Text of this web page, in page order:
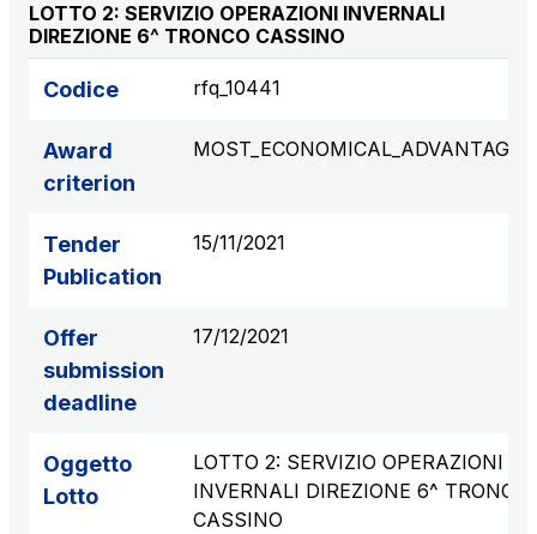
LOTTO 2: SERVIZIO OPERAZIONI INVERNALI
DIREZIONE 6^ TRONCO CASSINO
Codice rfq_10441
Award
criterion
Tender
Publication
15/11/2021
Offer
submission
deadline
17/12/2021
Oggetto
Lotto
LOTTO 2: SERVIZIO OPERAZIONI
INVERNALI DIREZIONE 6^ TRONCO
CASSINO